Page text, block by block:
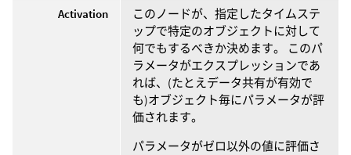
Activation
このノードが、指定したタイムステ
ップで特定のオブジェクトに対して
何でもするべきか決めます。 このパ
ラメータがエクスプレッションであ
れば、(たとえデータ共有が有効で
も)オブジェクト毎にパラメータが評
価されます。
パラメータがゼロ以外の値に評価さ